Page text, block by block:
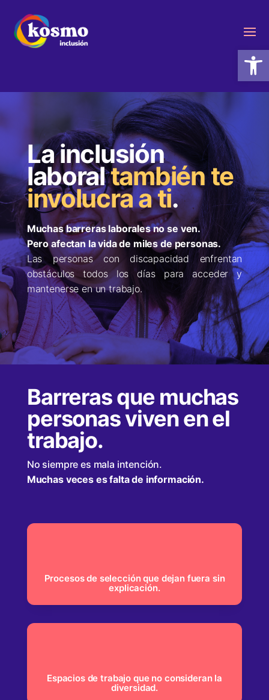
La inclusión
laboraltambién te
involucra a ti.
Muchas barreras laborales no se ven.
Pero afectan la vida de miles de personas.
Las personas con discapacidad enfrentan
obstáculos todos los días para acceder y
mantenerse en un trabajo.
Barreras que muchas
personas viven en el
trabajo.
No siempre es mala intención.
Muchas veces es falta de información.
Procesos de selección que dejan fuera sin
explicación.
Espacios de trabajo que no consideran la
diversidad.